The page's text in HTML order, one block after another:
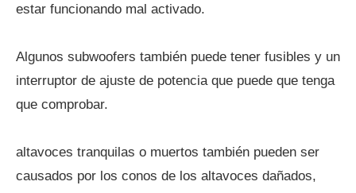
estar funcionando mal activado.
Algunos subwoofers también puede tener fusibles y un
interruptor de ajuste de potencia que puede que tenga
que comprobar.
altavoces tranquilas o muertos también pueden ser
causados ​​por los conos de los altavoces dañados,